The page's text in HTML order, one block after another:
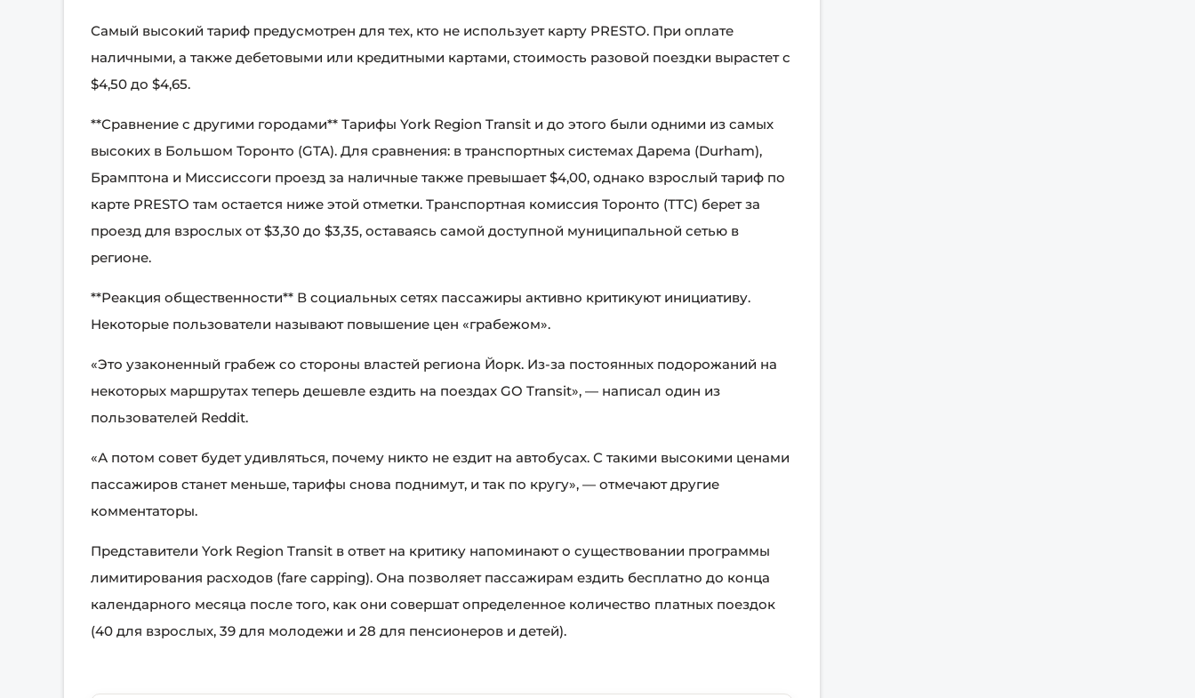
Самый высокий тариф предусмотрен для тех, кто не использует карту PRESTO. При оплате
наличными, а также дебетовыми или кредитными картами, стоимость разовой поездки вырастет с
$4,50 до $4,65.
**Сравнение с другими городами** Тарифы York Region Transit и до этого были одними из самых
высоких в Большом Торонто (GTA). Для сравнения: в транспортных системах Дарема (Durham),
Брамптона и Миссиссоги проезд за наличные также превышает $4,00, однако взрослый тариф по
карте PRESTO там остается ниже этой отметки. Транспортная комиссия Торонто (TTC) берет за
проезд для взрослых от $3,30 до $3,35, оставаясь самой доступной муниципальной сетью в
регионе.
**Реакция общественности** В социальных сетях пассажиры активно критикуют инициативу.
Некоторые пользователи называют повышение цен «грабежом».
«Это узаконенный грабеж со стороны властей региона Йорк. Из-за постоянных подорожаний на
некоторых маршрутах теперь дешевле ездить на поездах GO Transit», — написал один из
пользователей Reddit.
«А потом совет будет удивляться, почему никто не ездит на автобусах. С такими высокими ценами
пассажиров станет меньше, тарифы снова поднимут, и так по кругу», — отмечают другие
комментаторы.
Представители York Region Transit в ответ на критику напоминают о существовании программы
лимитирования расходов (fare capping). Она позволяет пассажирам ездить бесплатно до конца
календарного месяца после того, как они совершат определенное количество платных поездок
(40 для взрослых, 39 для молодежи и 28 для пенсионеров и детей).